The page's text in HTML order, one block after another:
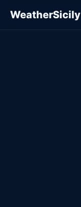
WeatherSicily